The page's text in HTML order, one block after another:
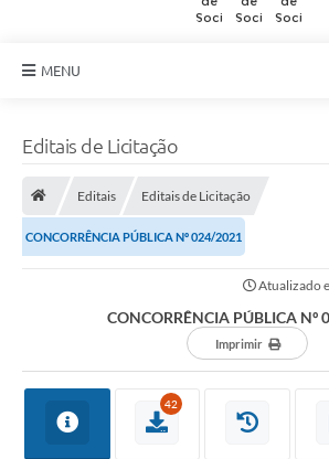
MENU
Prefeito Municipal
Editais de Licitação
Editais Editais de Licitação
CONCORRÊNCIA PÚBLICA Nº 024/2021
Atualizado
CONCORRÊNCIA PÚBLICA Nº
Imprimir
42